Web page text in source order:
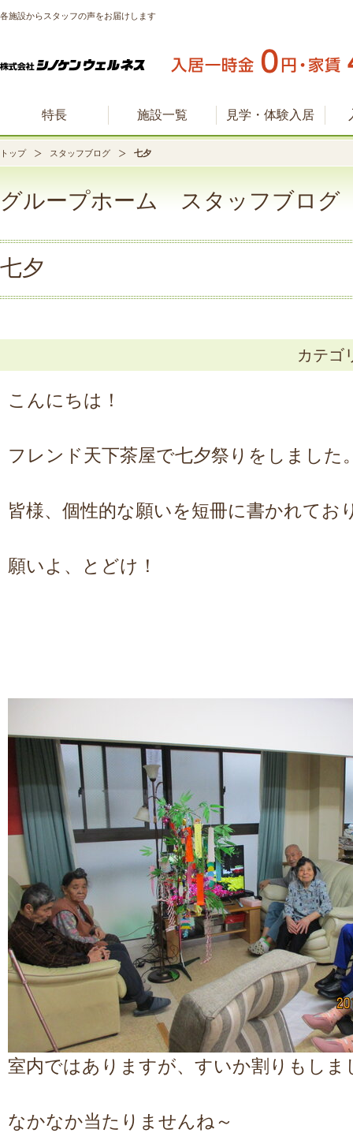
各施設からスタッフの声をお届けします
特長 施設一覧 見学・体験入居
トップ スタッフブログ 七夕
グループホーム スタッフブログ
七夕
カテ
こんにちは！
フレンド天下茶屋で七夕祭りをしました
皆様、個性的な願いを短冊に書かれてお
願いよ、とどけ！
室内ではありますが、すいか割りもしま
なかなか当たりませんね～